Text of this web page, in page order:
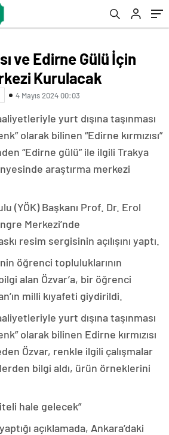
ve Edirne Gülü İçin
Kurulacak
4 Mayıs 2024 00:03
yurt dışına taşınması
olarak bilinen “Edirne kırmızısı”
“Edirne gülü” ile ilgili Trakya
araştırma merkezi
(YÖK) Başkanı Prof. Dr. Erol
Merkezi’nde
resim sergisinin açılışını yaptı.
öğrenci topluluklarının
alan Özvar’a, bir öğrenci
milli kıyafeti giydirildi.
yurt dışına taşınması
olarak bilinen Edirne kırmızısı
Özvar, renkle ilgili çalışmalar
bilgi aldı, ürün örneklerini
hale gelecek”
açıklamada, Ankara’daki